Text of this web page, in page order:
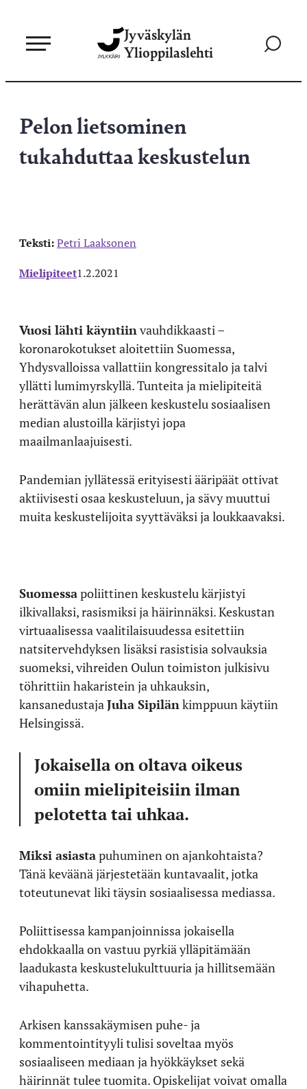
sisältöön
Jyväskylän
Ylioppilaslehti
Siirry
Pelon lietsominen
tukahduttaa keskustelun
Teksti:Petri Laaksonen
Mielipiteet1.2.2021
Vuosi lähti käyntiinvauhdikkaasti –
koronarokotukset aloitettiin Suomessa,
Yhdysvalloissa vallattiin kongressitalo ja talvi
yllätti lumimyrskyllä. Tunteita ja mielipiteitä
herättävän alun jälkeen keskustelu sosiaalisen
median alustoilla kärjistyi jopa
maailmanlaajuisesti.
Pandemian jyllätessä erityisesti ääripäät ottivat
aktiivisesti osaa keskusteluun, ja sävy muuttui
muita keskustelijoita syyttäväksi ja loukkaavaksi.
Suomessapoliittinen keskustelu kärjistyi
ilkivallaksi, rasismiksi ja häirinnäksi. Keskustan
virtuaalisessa vaalitilaisuudessa esitettiin
natsitervehdyksen lisäksi rasistisia solvauksia
suomeksi, vihreiden Oulun toimiston julkisivu
töhrittiin hakaristein ja uhkauksin,
kansanedustajaJuha Sipilänkimppuun käytiin
Helsingissä.
Jokaisella on oltava oikeus
omiin mielipiteisiin ilman
pelotetta tai uhkaa.
Miksi asiastapuhuminen on ajankohtaista?
Tänä keväänä järjestetään kuntavaalit, jotka
toteutunevat liki täysin sosiaalisessa mediassa.
Poliittisessa kampanjoinnissa jokaisella
ehdokkaalla on vastuu pyrkiä ylläpitämään
laadukasta keskustelukulttuuria ja hillitsemään
vihapuhetta.
Arkisen kanssakäymisen puhe- ja
kommentointityyli tulisi soveltaa myös
sosiaaliseen mediaan ja hyökkäykset sekä
häirinnät tulee tuomita. Opiskelijat voivat omalla